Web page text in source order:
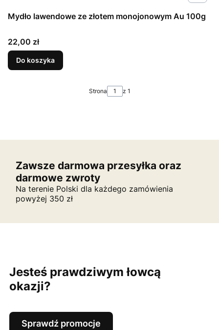
Mydło lawendowe ze złotem monojonowym Au 100g
Cena
22,00 zł
Do koszyka
Strona z 1
Zawsze darmowa przesyłka oraz
darmowe zwroty
Na terenie Polski dla każdego zamówienia
powyżej 350 zł
Jesteś prawdziwym łowcą
okazji?
Sprawdź promocje